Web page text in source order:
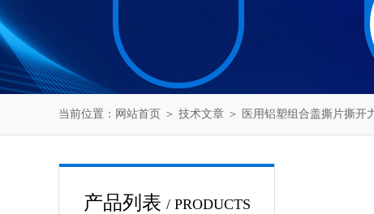
当前位置： 网站首页 ＞ 技术文章 ＞ 医用铝塑组合盖撕片撕开
产品列表 / PRODUCTS